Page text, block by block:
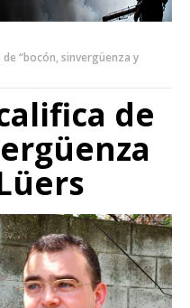
“bocón, sinvergüenza y
de